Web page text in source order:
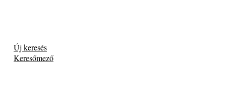
Új keresés
Keresőmező